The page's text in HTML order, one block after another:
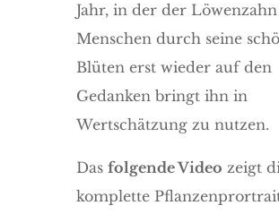
Jahr, in der der
Menschen durch seine
Blüten erst wieder auf den
Gedanken bringt ihn in
Wertschätzung zu nutzen.
Das folgende Video zeigt
komplette